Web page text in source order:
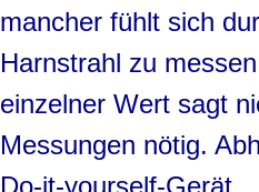
mancher fühlt sich
Harnstrahl zu
einzelner Wert sagt
Messungen nötig.
Do-it-yourself-Gerät.